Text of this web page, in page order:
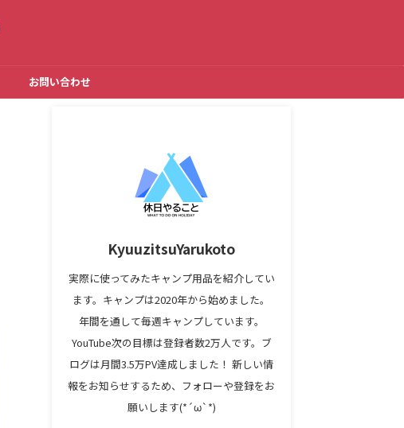
お問い合わせ
KyuuzitsuYarukoto
実際に使ってみたキャンプ用品を紹介してい
ます。キャンプは2020年から始めました。
年間を通して毎週キャンプしています。
YouTube次の目標は登録者数2万人です。ブ
ログは月間3.5万PV達成しました！ 新しい情
報をお知らせするため、フォローや登録をお
願いします(*´ω`*)